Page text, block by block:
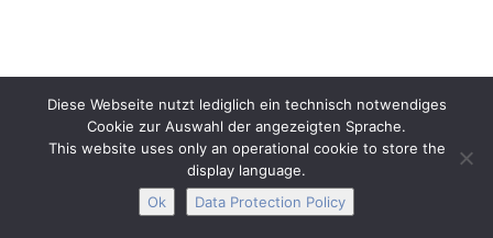
Diese Webseite nutzt lediglich ein technisch notwendiges
Cookie zur Auswahl der angezeigten Sprache.
This website uses only an operational cookie to store the
display language.
Ok
Data Protection Policy